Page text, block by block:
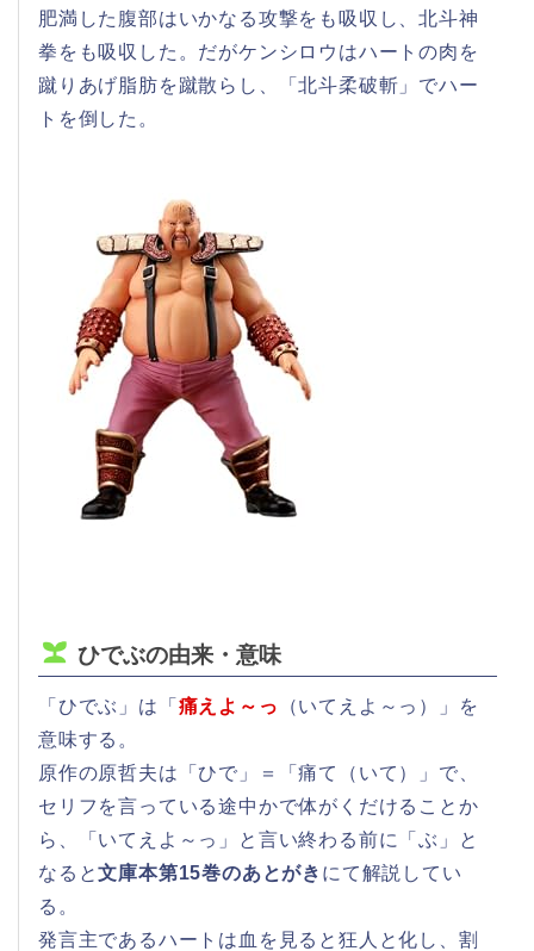
肥満した腹部はいかなる攻撃をも吸収し、北斗神
拳をも吸収した。だがケンシロウはハートの肉を
蹴りあげ脂肪を蹴散らし、「北斗柔破斬」でハー
トを倒した。
ひでぶの由来・意味
「ひでぶ」は「 痛えよ～っ （いてえよ～っ）」を
意味する。
原作の原哲夫は「ひで」＝「痛て（いて）」で、
セリフを言っている途中かで体がくだけることか
ら、「いてえよ～っ」と言い終わる前に「ぶ」と
なると文庫本第15巻のあとがき にて解説してい
る。
発言主であるハートは血を見ると狂人と化し、割